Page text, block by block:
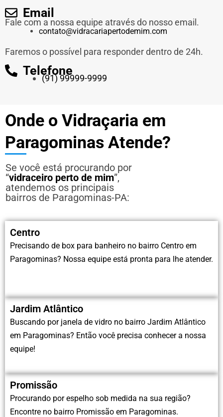
Email
Fale com a nossa equipe através do nosso email.
contato@vidracariapertodemim.com
Faremos o possível para responder dentro de 24h.
Telefone
(91) 99999-9999
Onde o Vidraçaria em
Paragominas Atende?
Se você está procurando por
“vidraceiro perto de mim”,
atendemos os principais
bairros de Paragominas-PA:
Centro
Precisando de box para banheiro no bairro Centro em
Paragominas? Nossa equipe está pronta para lhe atender.
Jardim Atlântico
Buscando por janela de vidro no bairro Jardim Atlântico
em Paragominas? Então você precisa conhecer a nossa
equipe!
Promissão
Procurando por espelho sob medida na sua região?
Encontre no bairro Promissão em Paragominas.